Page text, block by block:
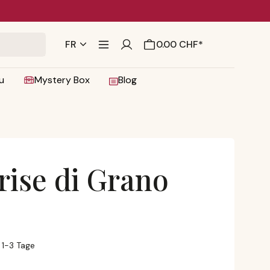
FR 0.00 CHF*
Mystery Box Blog
di Grano
3 Tage